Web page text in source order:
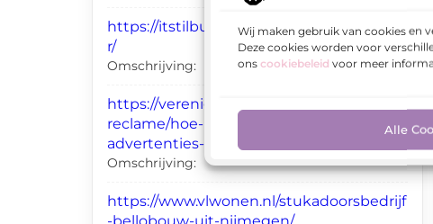
Wij maken gebruik van cookies en
Deze cookies worden voor
ons cookiebeleid voor meer
Alle
https://itstilburg.nl/begrafenisonderneme
r/
Omschrijving:
https://verenigdezaken.nl/marketing-en-
reclame/hoe-kun-je-je-google-
advertenties-effectief-beheren/
Omschrijving:
https://www.vlwonen.nl/stukadoorsbedrijf